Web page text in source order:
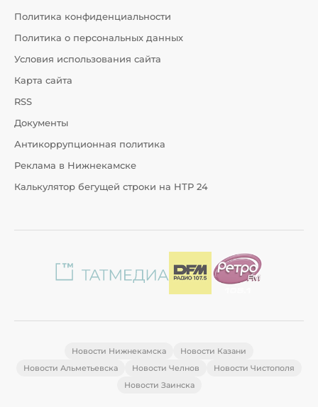
Политика конфиденциальности
Политика о персональных данных
Условия использования сайта
Карта сайта
RSS
Документы
Антикоррупционная политика
Реклама в Нижнекамске
Калькулятор бегущей строки на НТР 24
Новости Нижнекамска
Новости Казани
Новости Альметьевска
Новости Челнов
Новости Чистополя
Новости Заинска